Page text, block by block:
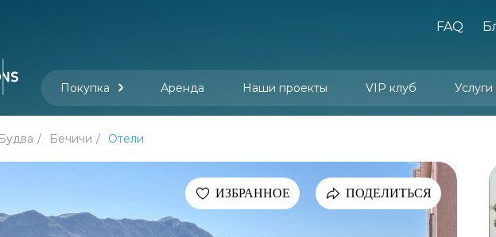
FAQ
Покупка Аренда Наши проекты VIP клуб Услуги
Будва Бечичи Отели
ИЗБРАННОЕ ПОДЕЛИТЬСЯ